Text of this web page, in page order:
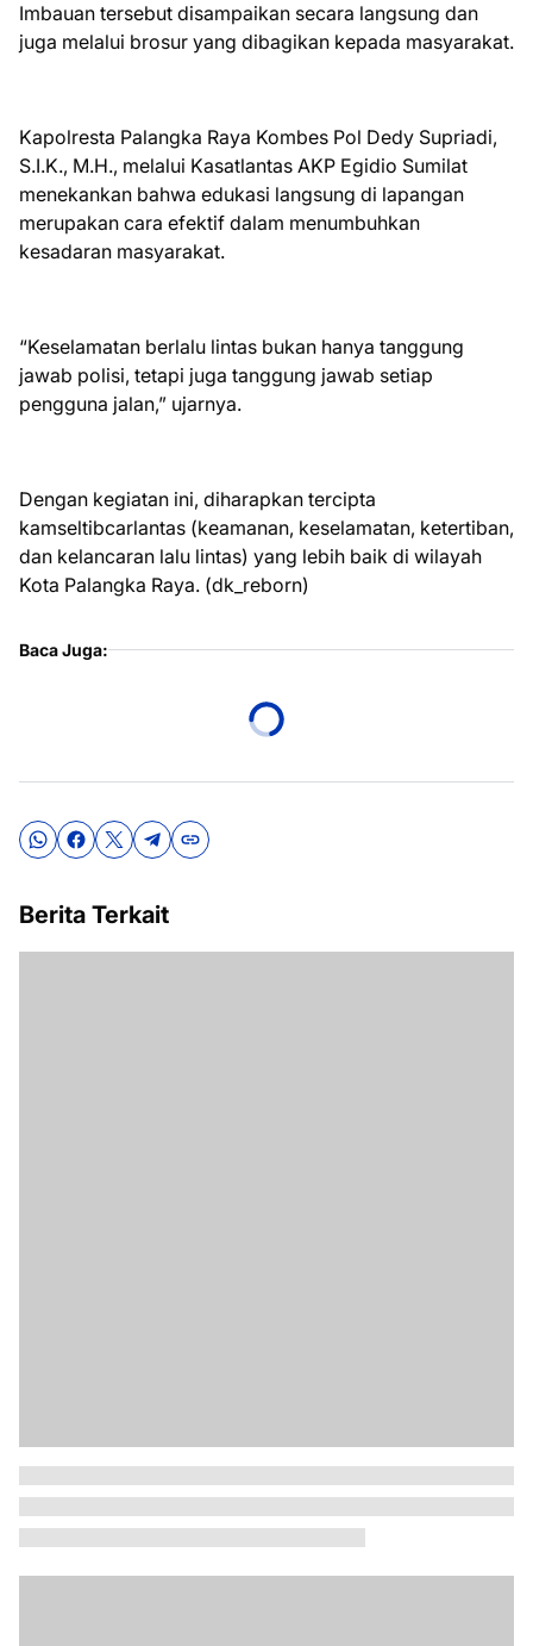
Imbauan tersebut disampaikan secara langsung dan
juga melalui brosur yang dibagikan kepada masyarakat.
Kapolresta Palangka Raya Kombes Pol Dedy Supriadi,
S.I.K., M.H., melalui Kasatlantas AKP Egidio Sumilat
menekankan bahwa edukasi langsung di lapangan
merupakan cara efektif dalam menumbuhkan
kesadaran masyarakat.
“Keselamatan berlalu lintas bukan hanya tanggung
jawab polisi, tetapi juga tanggung jawab setiap
pengguna jalan,” ujarnya.
Dengan kegiatan ini, diharapkan tercipta
kamseltibcarlantas (keamanan, keselamatan, ketertiban,
dan kelancaran lalu lintas) yang lebih baik di wilayah
Kota Palangka Raya. (dk_reborn)
Baca Juga:
Berita Terkait